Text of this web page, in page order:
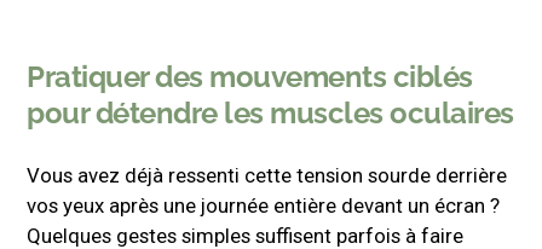
Pratiquer des mouvements ciblés
pour détendre les muscles oculaires
Vous avez déjà ressenti cette tension sourde derrière
vos yeux après une journée entière devant un écran ?
Quelques gestes simples suffisent parfois à faire